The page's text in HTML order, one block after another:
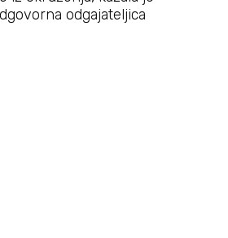
odgajateljica